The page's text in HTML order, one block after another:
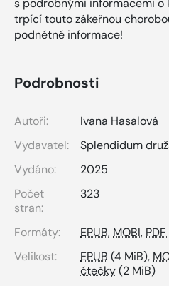
s podrobnými informacemi o
trpící touto zákeřnou
podnětné informace!
Podrobnosti
Autoři:
Ivana Hasalová
Vydavatel:
Splendidum
Vydáno:
2025
Počet
stran:
323
Formáty: EPUB, MOBI,
Velikost:
EPUB (4 MiB),
čtečky(2 MiB)